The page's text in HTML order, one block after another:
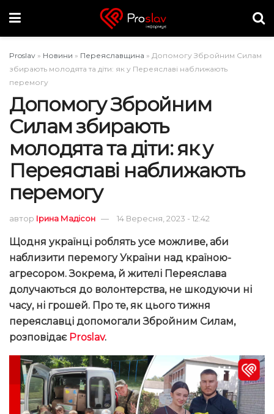
Proslav » Новини » Переяславщина » Допомогу Збройним Силам
збирають молодята та діти: як у Переяславі наближають
перемогу
Допомогу Збройним
Силам збирають
молодята та діти: як у
Переяславі наближають
перемогу
автор Ірина Мадісон 14 Вересня, 2023 - 12:42
Щодня українці роблять усе можливе, аби
наблизити перемогу України над країною-
агресором. Зокрема, й жителі Переяслава
долучаються до волонтерства, не шкодуючи ні
часу, ні грошей. Про те, як цього тижня
переяславці допомогали Збройним Силам,
розповідає Proslav.